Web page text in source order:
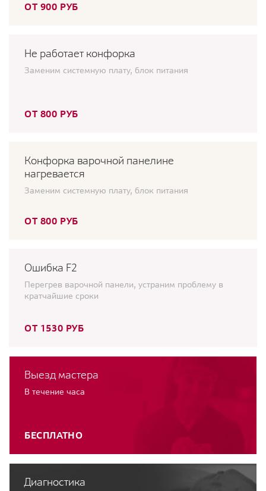
ОТ 900 РУБ
Не работает конфорка
Заменим системную плату, блок питания
ОТ 800 РУБ
Конфорка варочной панелине
нагревается
Заменим системную плату, блок питания
ОТ 800 РУБ
Ошибка F2
Перегрев варочной панели, устраним проблему в
кратчайшие сроки
ОТ 1530 РУБ
Выезд мастера
В течение часа
БЕСПЛАТНО
Диагностика